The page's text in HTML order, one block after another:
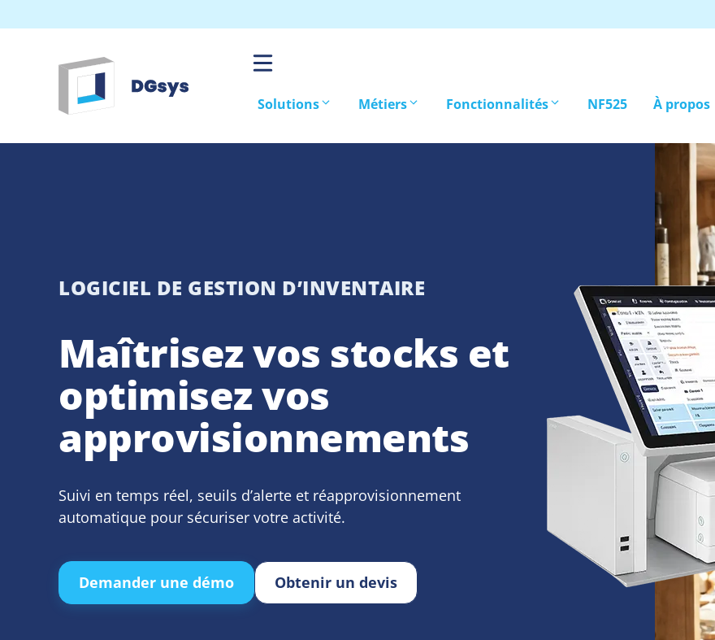
au
Solutions Métiers Fonctionnalités NF525 À propos
LOGICIEL DE GESTION D’INVENTAIRE
Maîtrisez vos stocks et
optimisez vos
approvisionnements
Suivi en temps réel, seuils d’alerte et réapprovisionnement
automatique pour sécuriser votre activité.
Demander une démo Obtenir un devis